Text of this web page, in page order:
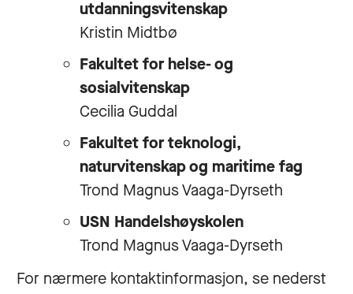
utdanningsvitenskap
Kristin Midtbø
Fakultet for helse- og
sosialvitenskap
Cecilia Guddal
Fakultet for teknologi,
naturvitenskap og maritime fag
Trond Magnus Vaaga-Dyrseth
USN Handelshøyskolen
Trond Magnus Vaaga-Dyrseth
For nærmere kontaktinformasjon, se nederst